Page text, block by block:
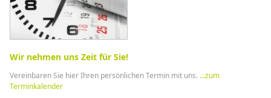
Wir nehmen uns Zeit für Sie!
Vereinbaren Sie hier Ihren persönlichen Termin mit uns. ...zum
Terminkalender